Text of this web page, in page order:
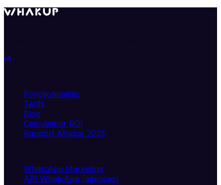
Fonctionnalités
Tarifs
Blog
Calculateur ROI
Rapport Afrique 2025
WhatsApp Marketing
API WhatsApp (agences)